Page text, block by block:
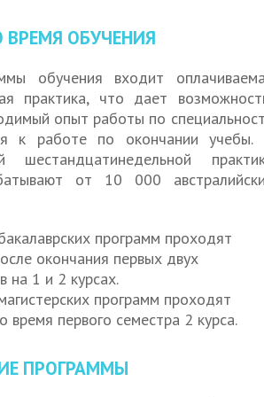
ВРЕМЯ ОБУЧЕНИЯ
обучения входит
практика, что дает
опыт работы по
к работе по окончании учебы.
шестандцатинедельной
от 10 000
программ проходят
окончания первых двух
на 1 и 2 курсах.
программ проходят
время первого семестра 2 курса.
ПРОГРАММЫ